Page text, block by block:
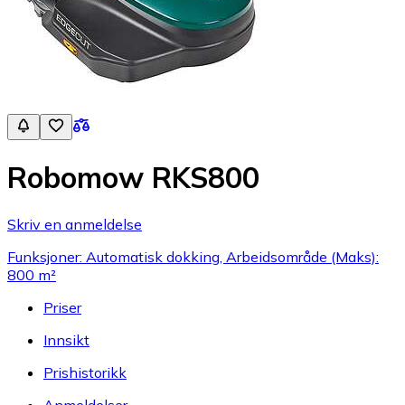
Robomow RKS800
Skriv en anmeldelse
Funksjoner: Automatisk dokking, Arbeidsområde (Maks):
800 m²
Priser
Innsikt
Prishistorikk